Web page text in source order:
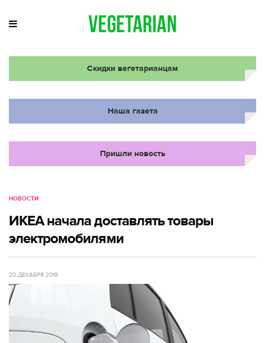
Скидки вегетарианцам
Наша газета
Пришли новость
НОВОСТИ
ИКЕА начала доставлять товары
электромобилями
20 ДЕКАБРЯ 2019